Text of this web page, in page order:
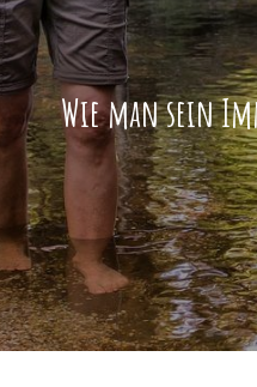
Wie man sein